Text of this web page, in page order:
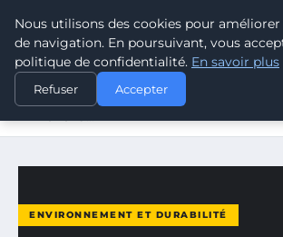
CLIMATE RESPONSE
ACCUEIL
ENVIRONNEMENT ET DURABILITÉ
COMMUNICATION ENVIRONNEMENTALE :
ENVIRONNEMENT ET DURABILITÉ
Nous utilisons des cookies pour
de navigation. En poursuivant, vous
politique de confidentialité. En savoir plus
Refuser Accepter